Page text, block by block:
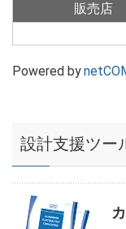
販売店
Powered by
設計支援ツー